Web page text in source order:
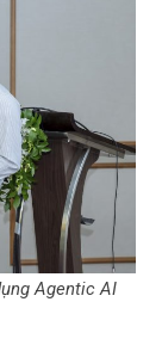
Agentic AI